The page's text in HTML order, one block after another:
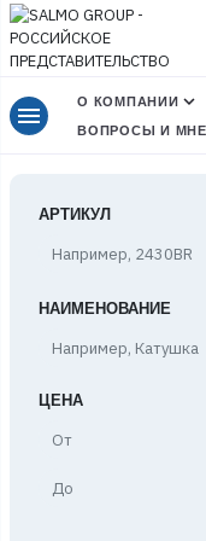
menu О КОМПАНИИ
ВОПРОСЫ И
АРТИКУЛ
НАИМЕНОВАНИЕ
ЦЕНА
Цена,
Цена,
до